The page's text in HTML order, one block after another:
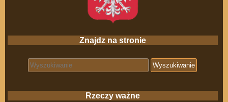
Znajdz na stronie
Search for:
Rzeczy ważne